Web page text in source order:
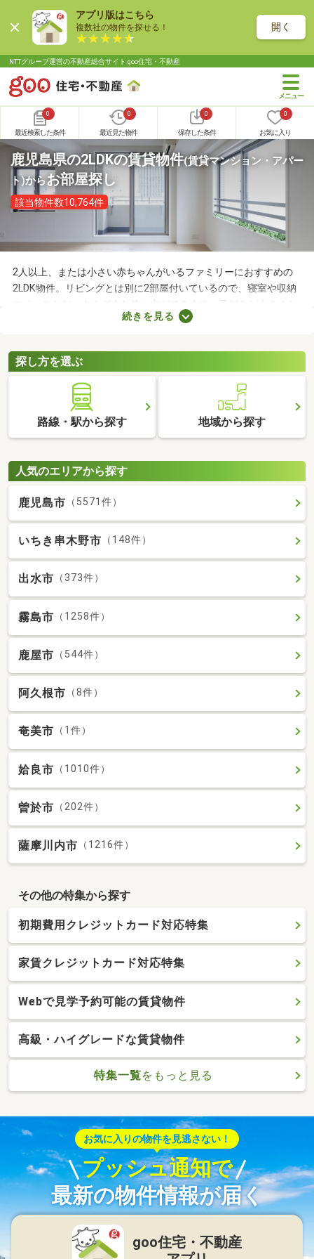
アプリ版はこちら
複数社の物件を探せる！ 開く
NTTグループ運営の不動産総合サイト goo住宅・不動産
0
最近検索した条件
0
最近見た物件
0
保存した条件
0
お気に入り
鹿児島県の2LDKの賃貸物件(賃貸マンション・アパー
ト)からお部屋探し
該当物件数10,764件
2人以上、または小さい赤ちゃんがいるファミリーにおすすめの
2LDK物件。リビングとは別に2部屋付いているので、寝室や収納
スペースなど、さまざまな使い方ができます。子どもが大きくな
れば子ども部屋にもできるので、長く住めることも魅力です。こ
チェックして、希望にぴったりな物件を見つけましょう。
続きを見る
探し方を選ぶ
路線・駅から探す 地域から探す
人気のエリアから探す
鹿児島市 （5571件）
いちき串木野市 （148件）
出水市 （373件）
霧島市 （1258件）
鹿屋市 （544件）
阿久根市 （8件）
奄美市 （1件）
姶良市 （1010件）
曽於市 （202件）
薩摩川内市 （1216件）
その他の特集から探す
初期費用クレジットカード対応特集
家賃クレジットカード対応特集
Webで見学予約可能の賃貸物件
高級・ハイグレードな賃貸物件
特集一覧をもっと見る
お気に入りの物件を見逃さない！
プッシュ通知で
最新の物件情報が届く
goo住宅・不動産